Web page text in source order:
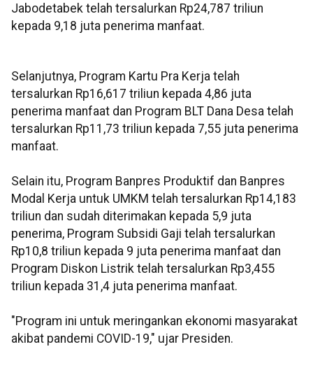
Jabodetabek telah tersalurkan Rp24,787 triliun
kepada 9,18 juta penerima manfaat.
Selanjutnya, Program Kartu Pra Kerja telah
tersalurkan Rp16,617 triliun kepada 4,86 juta
penerima manfaat dan Program BLT Dana Desa telah
tersalurkan Rp11,73 triliun kepada 7,55 juta penerima
manfaat.
Selain itu, Program Banpres Produktif dan Banpres
Modal Kerja untuk UMKM telah tersalurkan Rp14,183
triliun dan sudah diterimakan kepada 5,9 juta
penerima, Program Subsidi Gaji telah tersalurkan
Rp10,8 triliun kepada 9 juta penerima manfaat dan
Program Diskon Listrik telah tersalurkan Rp3,455
triliun kepada 31,4 juta penerima manfaat.
"Program ini untuk meringankan ekonomi masyarakat
akibat pandemi COVID-19," ujar Presiden.